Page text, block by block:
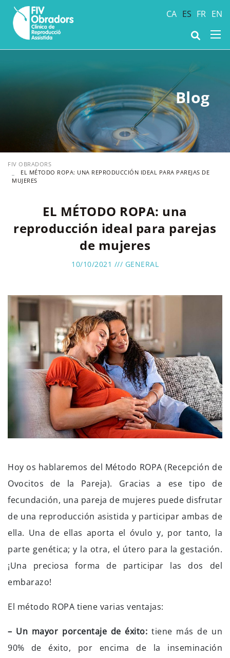
CA ES FR EN
Blog
FIV OBRADORS
EL MÉTODO ROPA: UNA REPRODUCCIÓN IDEAL PARA PAREJAS DE
MUJERES
EL MÉTODO ROPA: una
reproducción ideal para parejas
de mujeres
10/10/2021 /// GENERAL
Hoy os hablaremos del Método ROPA (Recepción de
Ovocitos de la Pareja). Gracias a ese tipo de
fecundación, una pareja de mujeres puede disfrutar
de una reproducción asistida y participar ambas de
ella. Una de ellas aporta el óvulo y, por tanto, la
parte genética; y la otra, el útero para la gestación.
¡Una preciosa forma de participar las dos del
embarazo!
El método ROPA tiene varias ventajas:
– Un mayor porcentaje de éxito: tiene más de un
90% de éxito, por encima de la inseminación